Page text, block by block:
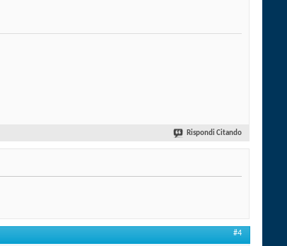
Rispondi Citando
#4